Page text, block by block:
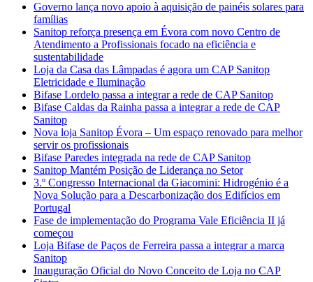
Governo lança novo apoio à aquisição de painéis solares para
famílias
Sanitop reforça presença em Évora com novo Centro de
Atendimento a Profissionais focado na eficiência e
sustentabilidade
Loja da Casa das Lâmpadas é agora um CAP Sanitop
Eletricidade e Iluminação
Bifase Lordelo passa a integrar a rede de CAP Sanitop
Bifase Caldas da Rainha passa a integrar a rede de CAP
Sanitop
Nova loja Sanitop Évora – Um espaço renovado para melhor
servir os profissionais
Bifase Paredes integrada na rede de CAP Sanitop
Sanitop Mantém Posição de Liderança no Setor
3.º Congresso Internacional da Giacomini: Hidrogénio é a
Nova Solução para a Descarbonização dos Edifícios em
Portugal
Fase de implementação do Programa Vale Eficiência II já
começou
Loja Bifase de Paços de Ferreira passa a integrar a marca
Sanitop
Inauguração Oficial do Novo Conceito de Loja no CAP